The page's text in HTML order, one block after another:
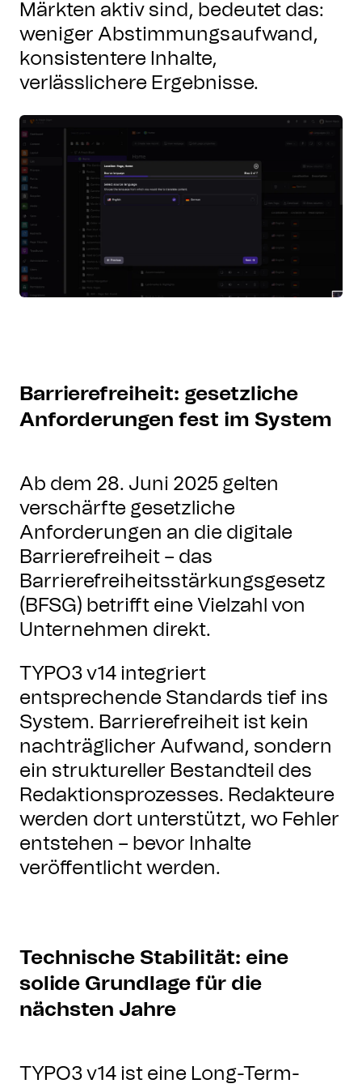
Märkten aktiv sind, bedeutet das:
weniger Abstimmungsaufwand,
konsistentere Inhalte,
verlässlichere Ergebnisse.
Barrierefreiheit: gesetzliche
Anforderungen fest im System
Ab dem 28. Juni 2025 gelten
verschärfte gesetzliche
Anforderungen an die digitale
Barrierefreiheit – das
Barrierefreiheitsstärkungsgesetz
(BFSG) betrifft eine Vielzahl von
Unternehmen direkt.
TYPO3 v14 integriert
entsprechende Standards tief ins
System. Barrierefreiheit ist kein
nachträglicher Aufwand, sondern
ein struktureller Bestandteil des
Redaktionsprozesses. Redakteure
werden dort unterstützt, wo Fehler
entstehen – bevor Inhalte
veröffentlicht werden.
Technische Stabilität: eine
solide Grundlage für die
nächsten Jahre
TYPO3 v14 ist eine Long-Term-